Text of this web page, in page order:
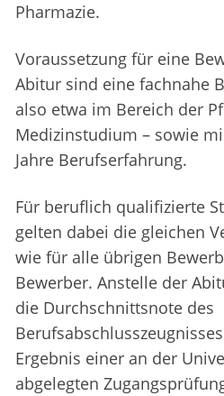
Pharmazie.
Voraussetzung für eine
Abitur sind eine fachnahe
also etwa im Bereich der
Medizinstudium – sowie
Jahre Berufserfahrung.
Für beruflich qualifizierte
gelten dabei die gleichen
wie für alle übrigen
Bewerber. Anstelle der
die Durchschnittsnote des
Ergebnis einer an der
abgelegten